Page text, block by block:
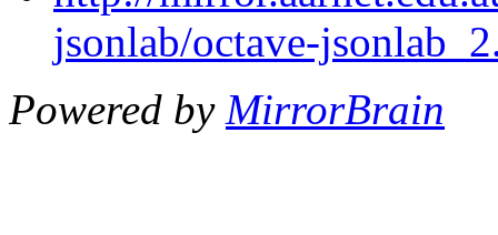
jsonlab/octave-
Powered by MirrorBrain